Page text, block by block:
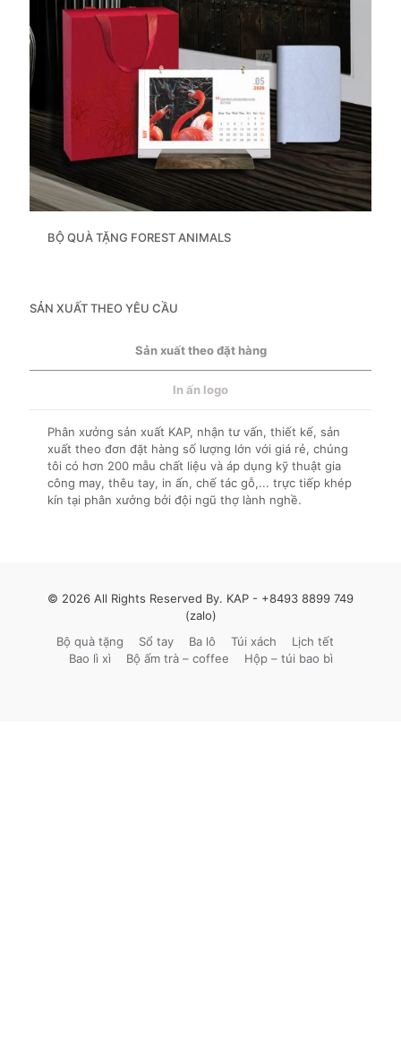
BỘ QUÀ TẶNG FOREST ANIMALS
SẢN XUẤT THEO YÊU CẦU
Sản xuất theo đặt hàng
In ấn logo
Phân xưởng sản xuất KAP, nhận tư vấn, thiết kế, sản
xuất theo đơn đặt hàng số lượng lớn với giá rẻ, chúng
tôi có hơn 200 mẫu chất liệu và áp dụng kỹ thuật gia
công may, thêu tay, in ấn, chế tác gỗ,... trực tiếp khép
kín tại phân xưởng bởi đội ngũ thợ lành nghề.
© 2026 All Rights Reserved By. KAP - +8493 8899 749
(zalo)
Bộ quà tặng
Sổ tay Ba lô Túi xách
Lịch tết
Bao lì xì
Bộ ấm trà – coffee Hộp – túi bao bì